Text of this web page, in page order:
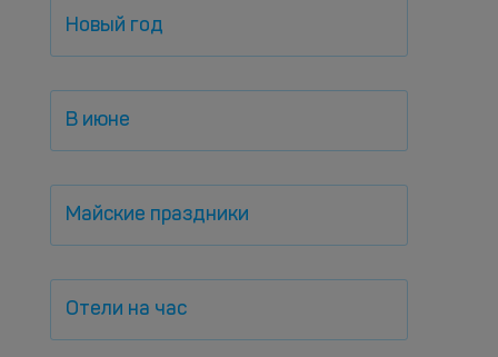
Новый год
В июне
Майские праздники
Отели на час